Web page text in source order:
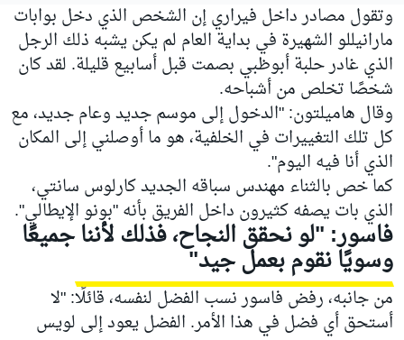
وتقول مصادر داخل فيراري إن الشخص الذي دخل بوابات
مارانيللو الشهيرة في بداية العام لم يكن يشبه ذلك الرجل
الذي غادر حلبة أبوظبي بصمت قبل أسابيع قليلة. لقد كان
شخصًا تخلص من أشباحه.
وقال هاميلتون: "الدخول إلى موسم جديد وعام جديد، مع
كل تلك التغييرات في الخلفية، هو ما أوصلني إلى المكان
الذي أنا فيه اليوم".
كما خص بالثناء مهندس سباقه الجديد كارلوس سانتي،
الذي بات يصفه كثيرون داخل الفريق بأنه "بونو الإيطالي".
فاسور: "لو نحقق النجاح، فذلك لأننا جميعًا
وسويًا نقوم بعمل جيد"
من جانبه، رفض فاسور نسب الفضل لنفسه، قائلًا: "لا
أستحق أي فضل في هذا الأمر. الفضل يعود إلى لويس